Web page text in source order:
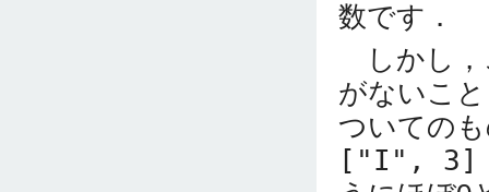
数です．
しかし，
がないこ
ついての
["I", 3]